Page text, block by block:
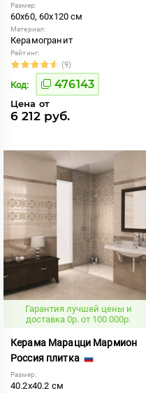
Размер:
60x60, 60x120 см
Материал:
Керамогранит
Рейтинг:
(9)
Код: 476143
Цена от
6 212 руб.
Гарантия лучшей цены и
доставка 0р. от 100 000р.
Керама Марацци Мармион
Россия плитка
Размер:
40.2x40.2 см